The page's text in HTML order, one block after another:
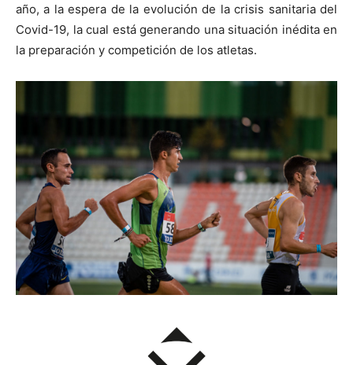
año, a la espera de la evolución de la crisis sanitaria del
Covid-19, la cual está generando una situación inédita en
la preparación y competición de los atletas.